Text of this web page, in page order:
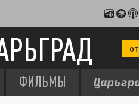
ФИЛЬМЫ